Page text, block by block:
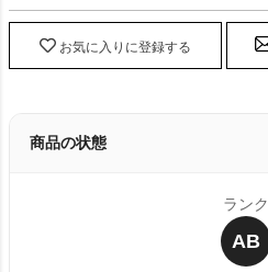
お気に入りに登録する
商品の状態
ランク
AB